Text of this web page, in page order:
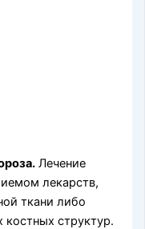
Лечение
лекарств,
ткани либо
структур.